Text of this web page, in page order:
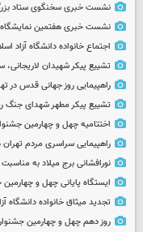
نشست خبری سخنگوی ستاد
نشست خبری هفتمین
اجتماع خانواده دانشگاه آزاد
تشییع پیکر شهیدان لاریجانی،
راهپیمایی روز جهانی قدس در
تشییع پیکر مطهر شهدای جنگ
اختتامیه چهل و چهارمین
راهپیمایی سراسری مردم تهران در
نورافشانی برج میلاد به
ایستگاه پایانی چهل و
تجدید میثاق خانواده دانشگاه
روز دهم چهل و چهارمین